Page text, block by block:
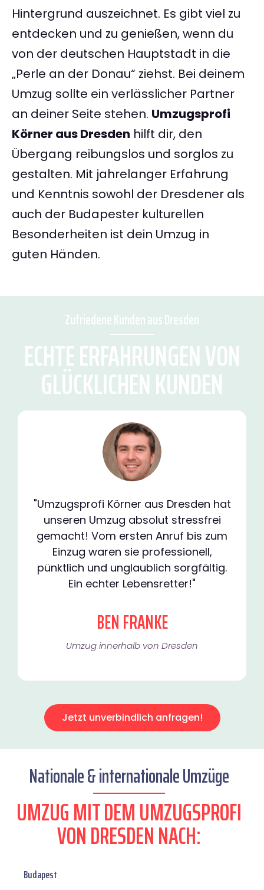
Hintergrund auszeichnet. Es gibt viel zu
entdecken und zu genießen, wenn du
von der deutschen Hauptstadt in die
„Perle an der Donau“ ziehst. Bei deinem
Umzug sollte ein verlässlicher Partner
an deiner Seite stehen. Umzugsprofi
Körner aus Dresden hilft dir, den
Übergang reibungslos und sorglos zu
gestalten. Mit jahrelanger Erfahrung
und Kenntnis sowohl der Dresdener als
auch der Budapester kulturellen
Besonderheiten ist dein Umzug in
guten Händen.
Zufriedene Kunden aus Dresden
ECHTE ERFAHRUNGEN VON
GLÜCKLICHEN KUNDEN
"Umzugsprofi Körner aus Dresden hat
unseren Umzug absolut stressfrei
gemacht! Vom ersten Anruf bis zum
Einzug waren sie professionell,
pünktlich und unglaublich sorgfältig.
Ein echter Lebensretter!"
BEN FRANKE
Umzug innerhalb von Dresden​
Jetzt unverbindlich anfragen!
Nationale & internationale Umzüge
UMZUG MIT DEM UMZUGSPROFI
VON DRESDEN NACH:
Budapest